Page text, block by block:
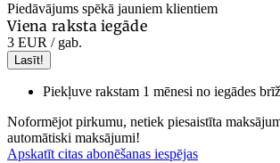
Piedāvājums spēkā jauniem klientiem
Viena raksta iegāde
3 EUR / gab.
Lasīt!
Piekļuve rakstam 1 mēnesi no iegādes
Noformējot pirkumu, netiek piesaistīta
automātiski maksājumi!
Apskatīt citas abonēšanas iespējas